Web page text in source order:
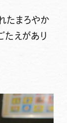
たまろやか
たえがあり